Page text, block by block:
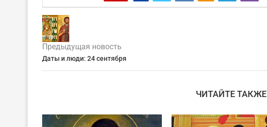
Предыдущая новость
Даты и люди: 24 сентября
ЧИТАЙТЕ ТАКЖЕ